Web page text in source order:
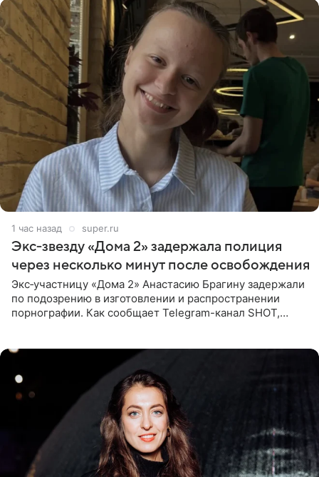
1 час назад super.ru
Экс‑звезду «Дома 2» задержала полиция
через несколько минут после освобождения
Экс‑участницу «Дома 2» Анастасию Брагину задержали
по подозрению в изготовлении и распространении
порнографии. Как сообщает Telegram-канал SHOT,